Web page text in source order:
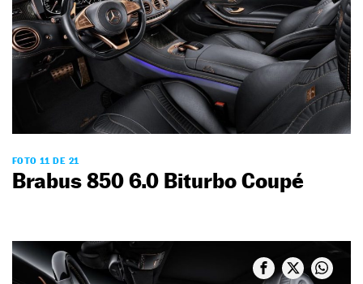
FOTO 11 DE 21
Brabus 850 6.0 Biturbo Coupé